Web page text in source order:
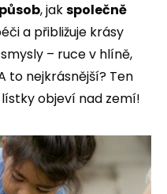
, jakspolečně
a přibližuje krásy
– ruce v hlíně,
to nejkrásnější? Ten
objeví nad zemí!